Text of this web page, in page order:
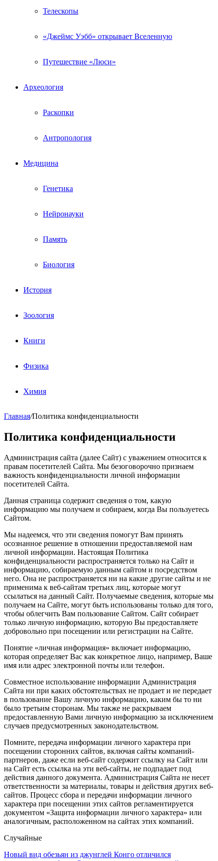
Телескопы
«Джеймс Уэбб» открывает Вселенную
Путешествие «Люси»
Археология
Раскопки
Антропология
Медицина
Генетика
Нейронауки
Память
Биология
История
Зоология
Книги
Физика
Химия
Главная/Политика конфиденциальности
Политика конфиденциальности
Администрация сайта (далее Сайт) с уважением относится к
правам посетителей Сайта. Мы безоговорочно признаем
важность конфиденциальности личной информации
посетителей Сайта.
Данная страница содержит сведения о том, какую
информацию мы получаем и собираем, когда Вы пользуетесь
Сайтом.
Мы надеемся, что эти сведения помогут Вам принять
осознанное решение в отношении предоставляемой нам
личной информации. Настоящая Политика
конфиденциальности распространяется только на Сайт и
информацию, собираемую данным сайтом и посредством
него. Она не распространяется ни на какие другие сайты и не
применима к веб-сайтам третьих лиц, которые могут
ссылаться на данный Сайт. Получаемые сведения, которые мы
получаем на Сайте, могут быть использованы только для того,
чтобы облегчить Вам пользование Сайтом. Сайт собирает
только личную информацию, которую Вы предоставляете
добровольно при посещении или регистрации на Сайте.
Понятие «личная информация» включает информацию,
которая определяет Вас как конкретное лицо, например, Ваше
имя или адрес электронной почты или телефон.
Совместное использование информации Администрация
Сайта ни при каких обстоятельствах не продает и не передает
в пользование Вашу личную информацию, каким бы то ни
было третьим сторонам. Мы также не раскрываем
предоставленную Вами личную информацию за исключением
случаев предусмотренных законодательством.
Помните, передача информации личного характера при
посещении сторонних сайтов, включая сайты компаний-
партнеров, даже если веб-сайт содержит ссылку на Сайт или
на Сайт есть ссылка на эти веб-сайты, не подпадает под
действия данного документа. Администрация Сайта не несет
ответственности за материалы, товары и действия других веб-
сайтов. Процесс сбора и передачи информации личного
характера при посещении этих сайтов регламентируется
документом «Защита информации личного характера» или
аналогичным, расположенном на сайтах этих компаний.
Случайные
Новый вид обезьян из джунглей Конго отличился